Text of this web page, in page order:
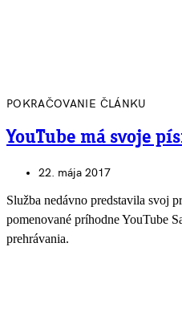
POKRAČOVANIE ČLÁNKU
YouTube má svoje
22. mája 2017
Služba nedávno predstavila svoj
pomenované príhodne YouTube
prehrávania.